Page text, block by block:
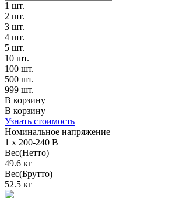
1 шт.
2 шт.
3 шт.
4 шт.
5 шт.
10 шт.
100 шт.
500 шт.
999 шт.
В корзину
В корзину
Узнать стоимость
Номинальное напряжение
1 x 200-240 В
Вес(Нетто)
49.6 кг
Вес(Брутто)
52.5 кг